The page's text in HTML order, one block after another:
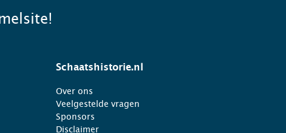
Schaatshistorie.nl
Over ons
Veelgestelde vragen
Sponsors
Disclaimer